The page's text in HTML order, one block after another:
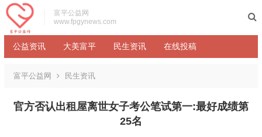
富平公益网
www.fpgynews.com
公益资讯 大美富平 民生资讯 在线投稿
富平公益网 民生资讯
官方否认出租屋离世女子考公笔试第一:最好成绩第
25名